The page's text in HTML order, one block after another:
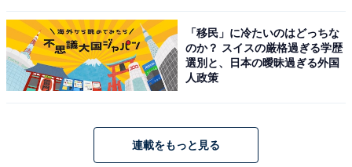
「移民」に冷たいのはどっちな
のか？ スイスの厳格過ぎる学歴
選別と、日本の曖昧過ぎる外国
人政策
連載をもっと見る